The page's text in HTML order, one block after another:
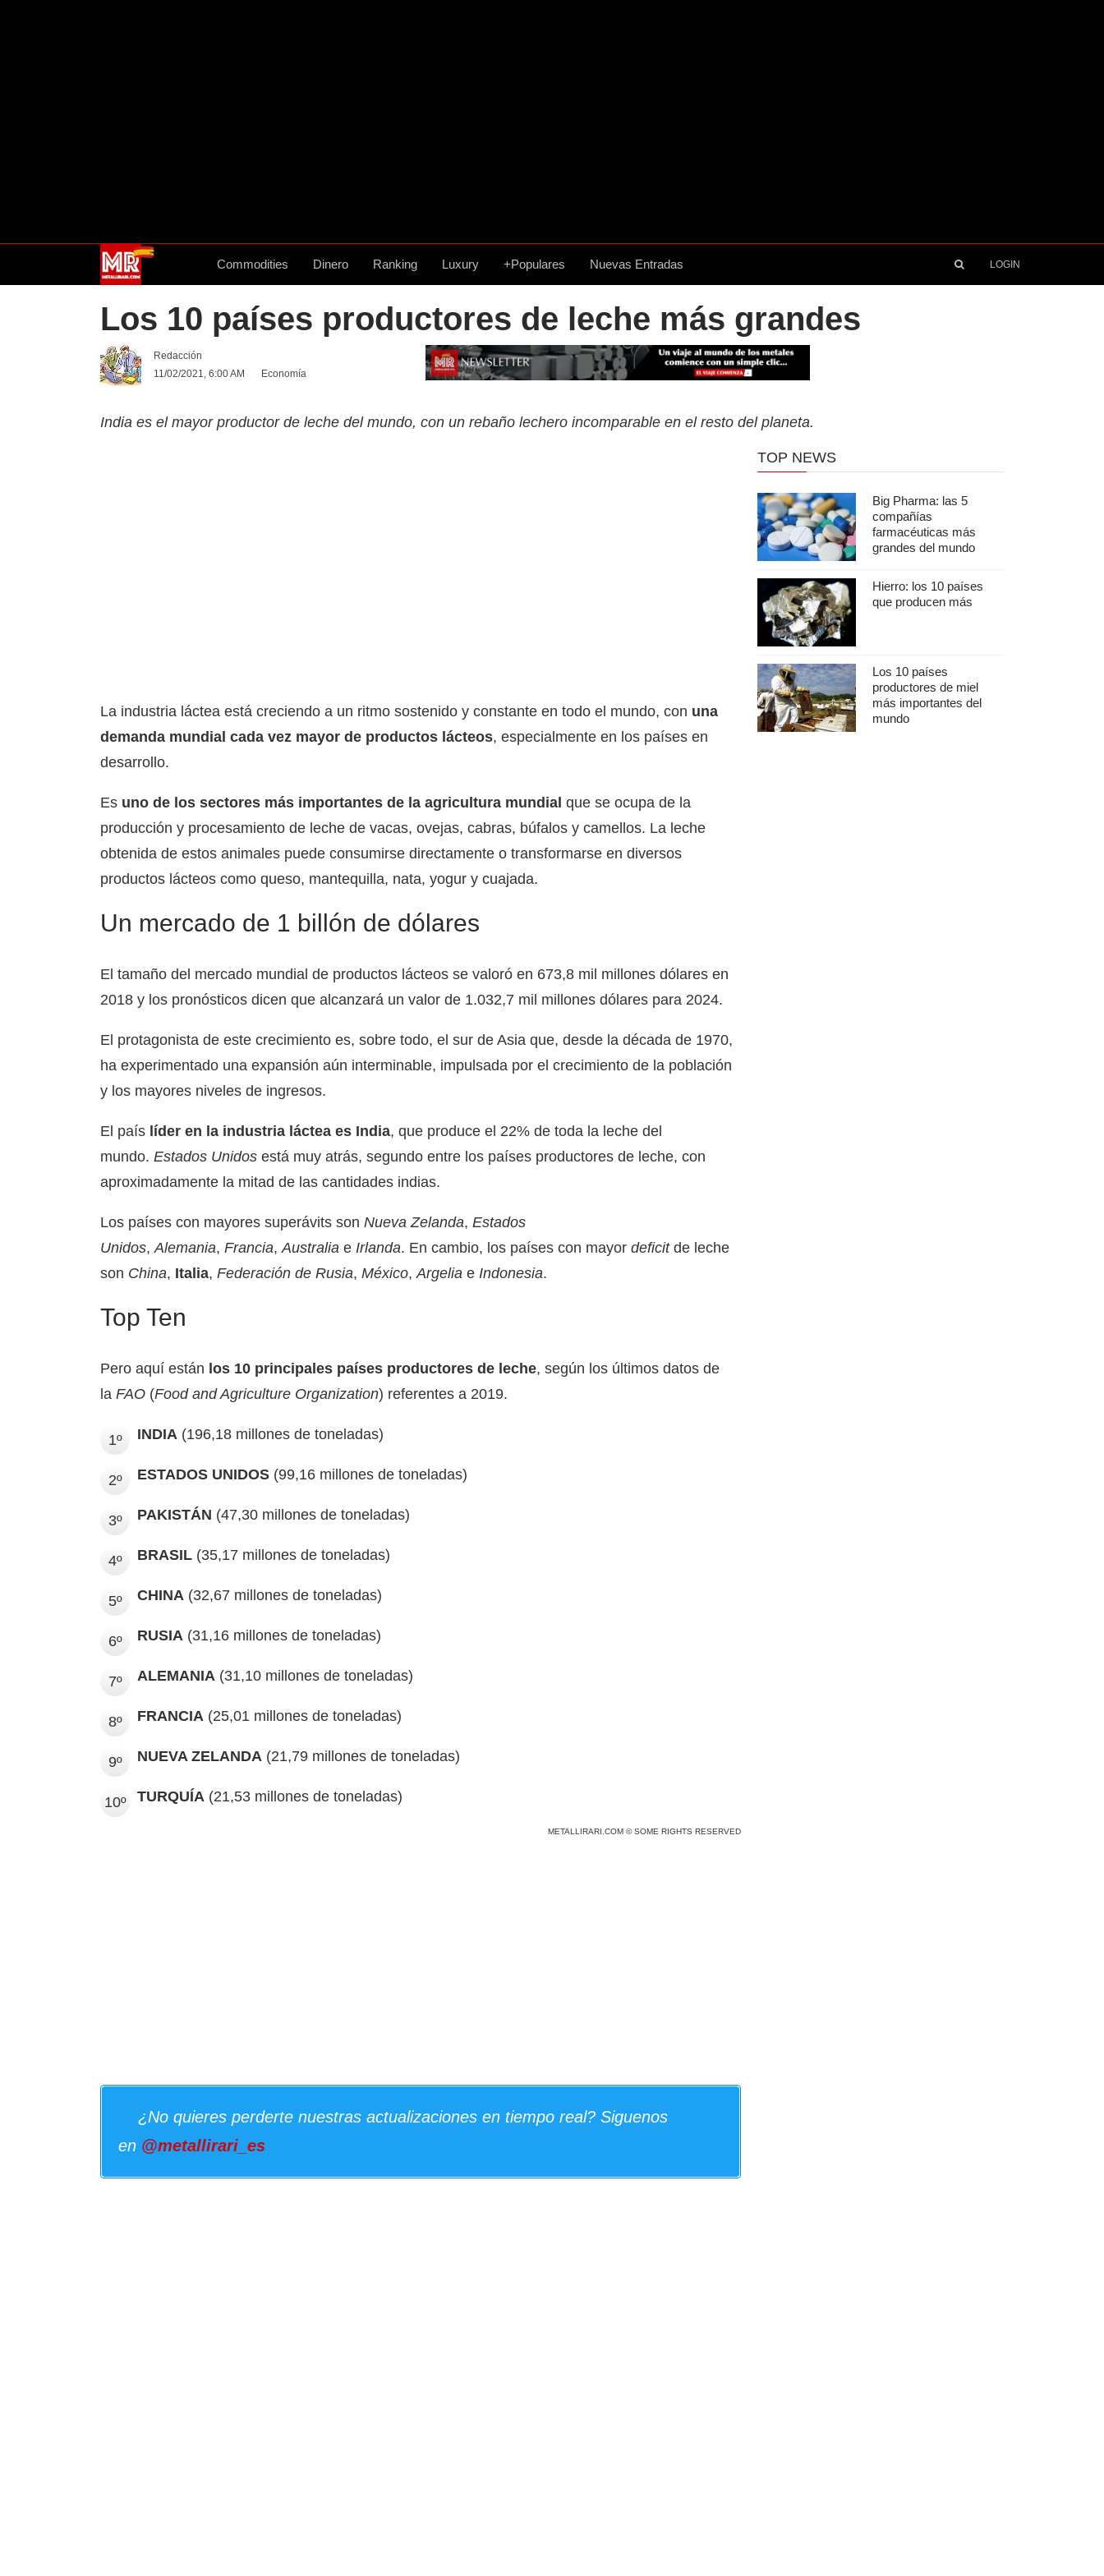
Commodities Dinero Ranking Luxury +Populares Nuevas Entradas LOGIN
Los 10 países productores de leche más grandes
Redacción
11/02/2021, 6:00 AM
Economía
India es el mayor productor de leche del mundo, con un rebaño lechero incomparable en el resto del planeta.
La industria láctea está creciendo a un ritmo sostenido y constante en todo el mundo, con una
demanda mundial cada vez mayor de productos lácteos, especialmente en los países en
desarrollo.
Es uno de los sectores más importantes de la agricultura mundial que se ocupa de la
producción y procesamiento de leche de vacas, ovejas, cabras, búfalos y camellos. La leche
obtenida de estos animales puede consumirse directamente o transformarse en diversos
productos lácteos como queso, mantequilla, nata, yogur y cuajada.
Un mercado de 1 billón de dólares
El tamaño del mercado mundial de productos lácteos se valoró en 673,8 mil millones dólares en
2018 y los pronósticos dicen que alcanzará un valor de 1.032,7 mil millones dólares para 2024.
El protagonista de este crecimiento es, sobre todo, el sur de Asia que, desde la década de 1970,
ha experimentado una expansión aún interminable, impulsada por el crecimiento de la población
y los mayores niveles de ingresos.
El país líder en la industria láctea es India, que produce el 22% de toda la leche del
mundo. Estados Unidos está muy atrás, segundo entre los países productores de leche, con
aproximadamente la mitad de las cantidades indias.
Los países con mayores superávits son Nueva Zelanda, Estados
Unidos,Alemania, Francia,Australia e Irlanda. En cambio, los países con mayor deficit de leche
son China, Italia, Federación de Rusia, México,Argelia e Indonesia.
Top Ten
Pero aquí están los 10 principales países productores de leche, según los últimos datos de
la FAO (Food and Agriculture Organization) referentes a 2019.
1º INDIA (196,18 millones de toneladas)
2º ESTADOS UNIDOS (99,16 millones de toneladas)
3º PAKISTÁN (47,30 millones de toneladas)
4º BRASIL (35,17 millones de toneladas)
5º CHINA (32,67 millones de toneladas)
6º RUSIA (31,16 millones de toneladas)
7º ALEMANIA (31,10 millones de toneladas)
8º FRANCIA (25,01 millones de toneladas)
9º NUEVA ZELANDA (21,79 millones de toneladas)
10º TURQUÍA (21,53 millones de toneladas)
METALLIRARI.COM © SOME RIGHTS RESERVED
¿No quieres perderte nuestras actualizaciones en tiempo real? Siguenos
en @metallirari_es
TOP NEWS
Big Pharma: las 5
compañías
farmacéuticas más
grandes del mundo
Hierro: los 10 países
que producen más
Los 10 países
productores de miel
más importantes del
mundo